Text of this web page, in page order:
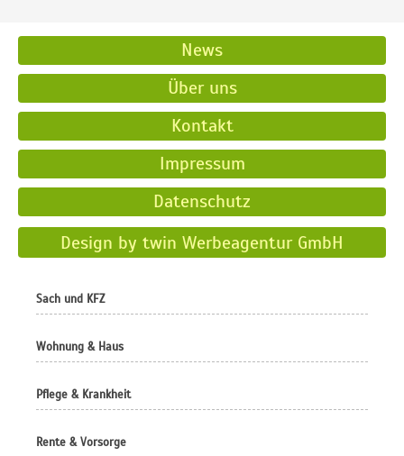
News
Über uns
Kontakt
Impressum
Datenschutz
Design by twin Werbeagentur GmbH
Sach und KFZ
Wohnung & Haus
Pflege & Krankheit
Rente & Vorsorge